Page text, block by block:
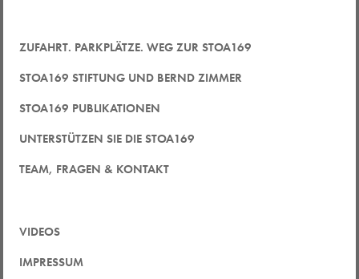
ZUFAHRT. PARKPLÄTZE. WEG ZUR STOA169
STOA169 STIFTUNG UND BERND ZIMMER
STOA169 PUBLIKATIONEN
UNTERSTÜTZEN SIE DIE STOA169
TEAM, FRAGEN & KONTAKT
VIDEOS
IMPRESSUM